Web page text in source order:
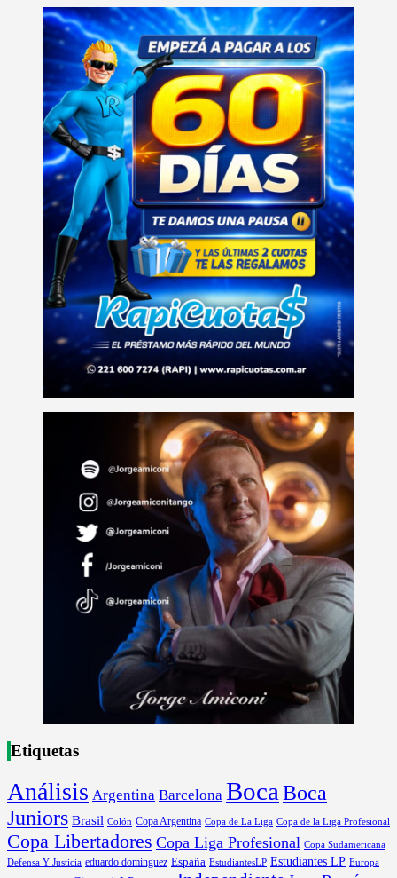
entradas
Etiquetas
Análisis Argentina Barcelona Boca Boca
Juniors Brasil Colón Copa Argentina Copa de La Liga Copa de la Liga Profesional
Copa Libertadores Copa Liga Profesional Copa Sudamericana
Defensa Y Justicia eduardo dominguez España EstudiantesLP Estudiantes LP Europa